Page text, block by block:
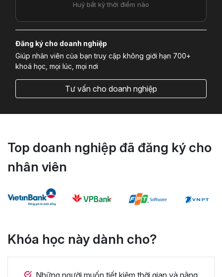
Huỷ bất kỳ thời điểm nào
Đăng ký cho doanh nghiệp
Giúp nhân viên của bạn truy cập không giới hạn 700+
khoá học, mọi lúc, mọi nơi
Tư vấn cho doanh nghiệp
Top doanh nghiệp đã đăng ký cho
nhân viên
Khóa học này dành cho?